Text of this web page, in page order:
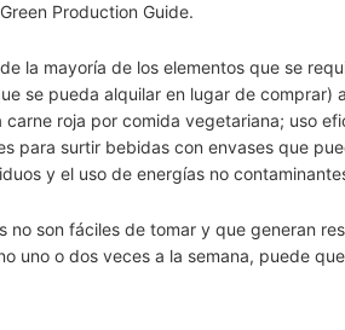
Production Guide.
la mayoría de los elementos que se
se pueda alquilar en lugar de comprar)
roja por comida vegetariana; uso
para surtir bebidas con envases que
y el uso de energías no
son fáciles de tomar y que generan
uno o dos veces a la semana, puede